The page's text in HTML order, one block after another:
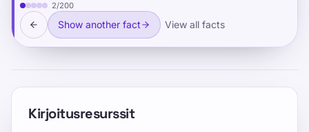
2/200
Show another fact View all facts
Kirjoitusresurssit